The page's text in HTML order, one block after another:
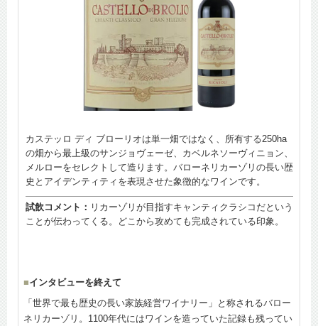
カステッロ ディ ブローリオは単一畑ではなく、所有する250ha
の畑から最上級のサンジョヴェーゼ、カベルネソーヴィニョン、
メルローをセレクトして造ります。バローネリカーゾリの長い歴
史とアイデンティティを表現させた象徴的なワインです。
試飲コメント： リカーゾリが目指すキャンティクラシコだという
ことが伝わってくる。どこから攻めても完成されている印象。
■インタビューを終えて
「世界で最も歴史の長い家族経営ワイナリー」と称されるバロー
ネリカーゾリ。1100年代にはワインを造っていた記録も残ってい